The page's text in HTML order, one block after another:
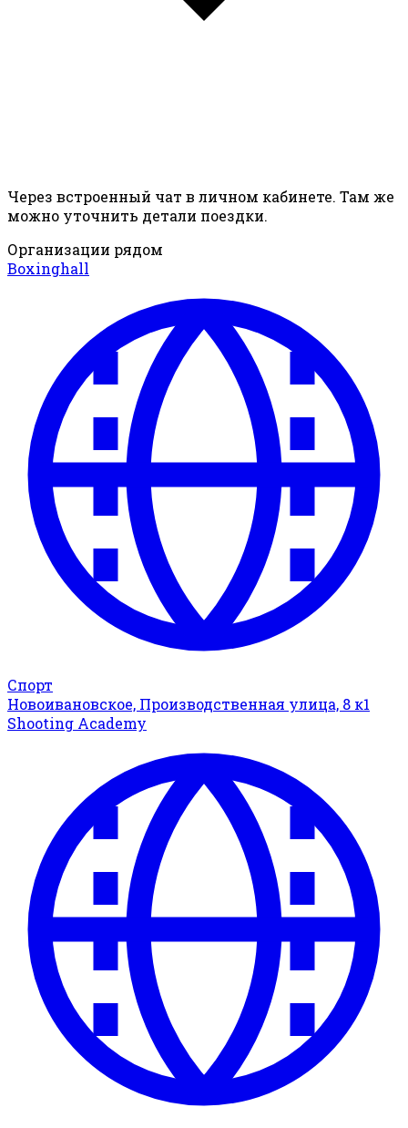
Через встроенный чат в личном кабинете. Там же
можно уточнить детали поездки.
Организации рядом
Boxinghall
Спорт
Новоивановское, Производственная улица, 8 к1
Shooting Academy